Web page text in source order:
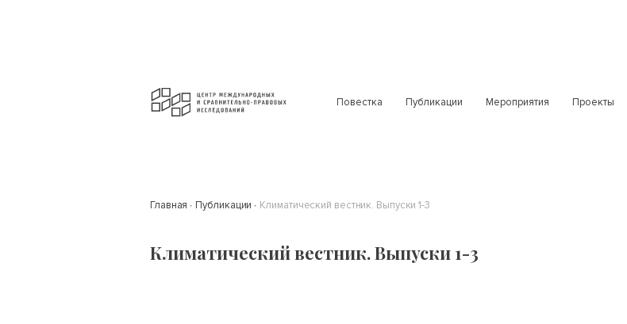
Повестка Публикации Мероприятия Проекты
Главная Публикации Климатический вестник. Выпуски 1-3
Климатический вестник. Выпуски 1-3